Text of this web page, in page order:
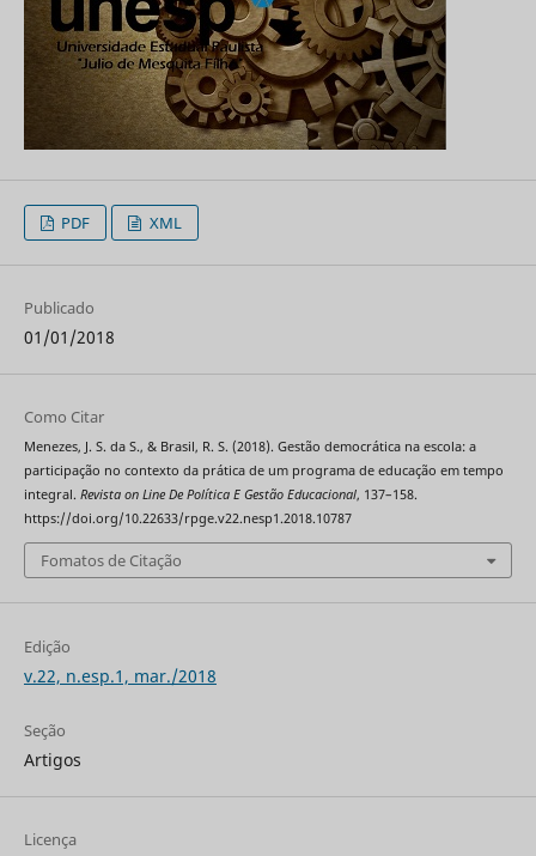
PDF XML
Publicado
01/01/2018
Como Citar
Menezes, J. S. da S., & Brasil, R. S. (2018). Gestão democrática na escola: a
participação no contexto da prática de um programa de educação em tempo
integral. Revista on Line De Política E Gestão Educacional, 137–158.
https://doi.org/10.22633/rpge.v22.nesp1.2018.10787
Fomatos de Citação
Edição
v.22, n.esp.1, mar./2018
Seção
Artigos
Licença